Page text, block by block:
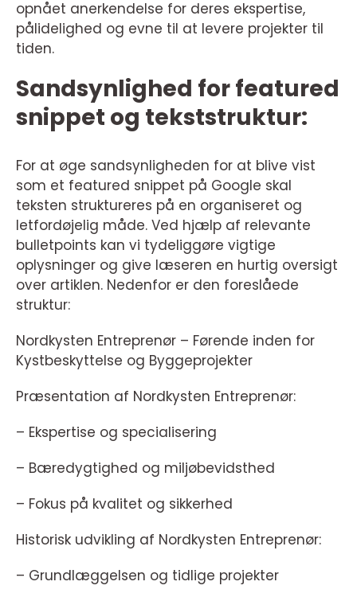
opnået anerkendelse for deres ekspertise,
pålidelighed og evne til at levere projekter til
tiden.
Sandsynlighed for featured
snippet og tekststruktur:
For at øge sandsynligheden for at blive vist
som et featured snippet på Google skal
teksten struktureres på en organiseret og
letfordøjelig måde. Ved hjælp af relevante
bulletpoints kan vi tydeliggøre vigtige
oplysninger og give læseren en hurtig oversigt
over artiklen. Nedenfor er den foreslåede
struktur:
Nordkysten Entreprenør – Førende inden for
Kystbeskyttelse og Byggeprojekter
Præsentation af Nordkysten Entreprenør:
– Ekspertise og specialisering
– Bæredygtighed og miljøbevidsthed
– Fokus på kvalitet og sikkerhed
Historisk udvikling af Nordkysten Entreprenør:
– Grundlæggelsen og tidlige projekter